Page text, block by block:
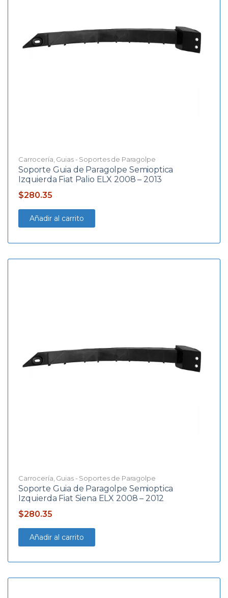
Carrocería Guias - Soportes de Paragolpe
Soporte Guia de Paragolpe Semioptica
Izquierda Fiat Palio ELX 2008 – 2013
$280.35
Añadir al carrito
Carrocería Guias - Soportes de Paragolpe
Soporte Guia de Paragolpe Semioptica
Izquierda Fiat Siena ELX 2008 – 2012
$280.35
Añadir al carrito